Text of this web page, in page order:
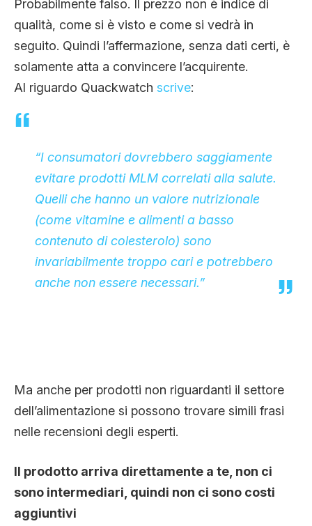
Probabilmente falso. Il prezzo non è indice di
qualità, come si è visto e come si vedrà in
seguito. Quindi l’affermazione, senza dati certi, è
solamente atta a convincere l’acquirente.
Al riguardo Quackwatch scrive:
“I consumatori dovrebbero saggiamente
evitare prodotti MLM correlati alla salute.
Quelli che hanno un valore nutrizionale
(come vitamine e alimenti a basso
contenuto di colesterolo) sono
invariabilmente troppo cari e potrebbero
anche non essere necessari.”
Ma anche per prodotti non riguardanti il settore
dell’alimentazione si possono trovare simili frasi
nelle recensioni degli esperti.
Il prodotto arriva direttamente a te, non ci
sono intermediari, quindi non ci sono costi
aggiuntivi